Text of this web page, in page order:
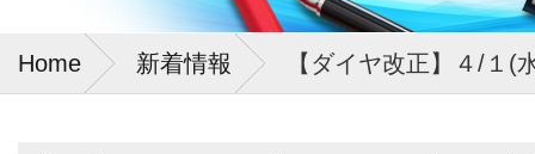
Home 新着情報 【ダイヤ改正】４/１